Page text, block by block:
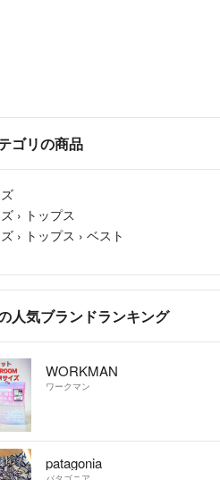
ゴリの商品
› トップス
› トップス › ベスト
人気ブランドランキング
WORKMAN
ワークマン
patagonia